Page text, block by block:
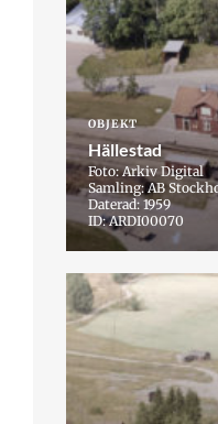
OBJEKT
Hällestad
Foto: Arkiv Digital
Samling: AB
Daterad: 1959
ID: ARDI00070